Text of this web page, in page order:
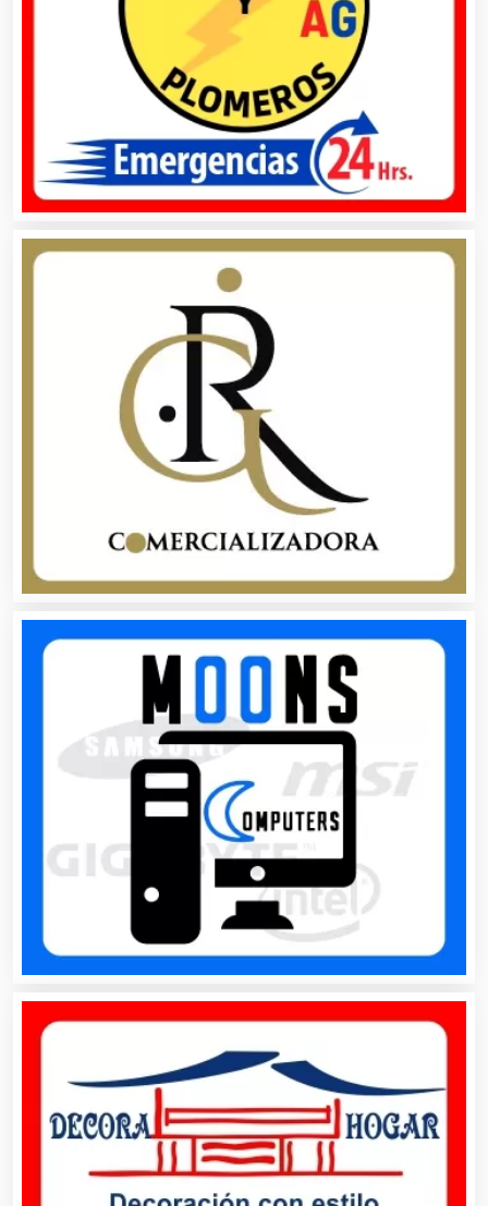
Artesanías
Artículos de Oficina
Artículos de Piel
Artículos Deportivos
Artículos Importados
Artículos para el Hogar
Artículos para Regalos
Artículos Personales
Artículos Publicitarios
Aseguradoras
Asesores Técnicos
Asesoría Fiscal
Asilos
Asociaciones Civiles
Asociaciones Empresariales